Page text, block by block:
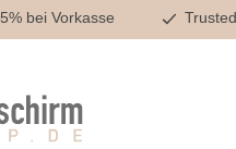
5% bei Vorkasse